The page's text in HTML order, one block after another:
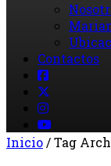
Contactos
Inicio/Tag